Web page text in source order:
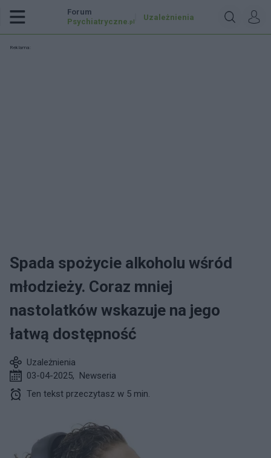
Forum
Psychiatryczne .pl Uzależnienia
Reklama:
Spada spożycie alkoholu wśród
młodzieży. Coraz mniej
nastolatków wskazuje na jego
łatwą dostępność
Uzależnienia
03-04-2025, Newseria
Ten tekst przeczytasz w 5 min.